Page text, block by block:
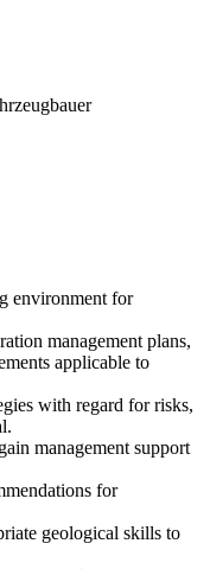
environment for
management plans,
applicable to
with regard for risks,
management support
for
geological skills to